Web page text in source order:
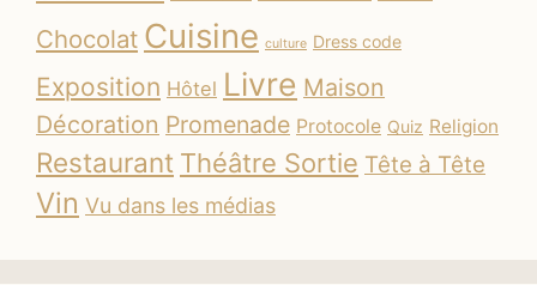
Chocolat Cuisine culture Dress code
Exposition Hôtel Livre Maison
Décoration Promenade Protocole Quiz Religion
Restaurant Théâtre Sortie Tête à Tête
Vin Vu dans les médias